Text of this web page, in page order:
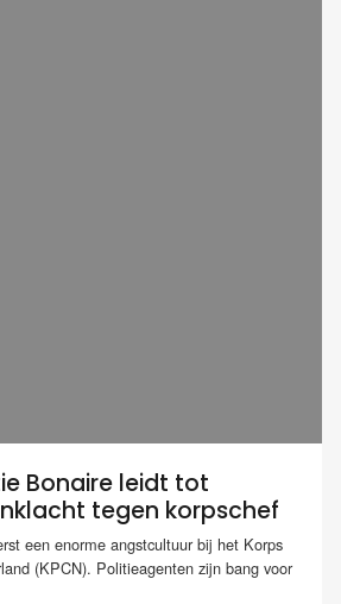
Bonaire leidt tot
tegen korpschef
een enorme angstcultuur bij het Korps
(KPCN). Politieagenten zijn bang voor